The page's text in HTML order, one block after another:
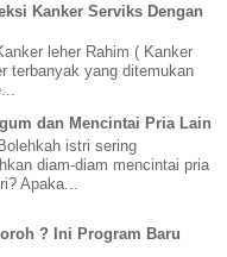
Kanker Serviks Dengan
leher Rahim ( Kanker
yang ditemukan
dan Mencintai Pria Lain
istri sering
diam-diam mencintai pria
Apaka...
? Ini Program Baru